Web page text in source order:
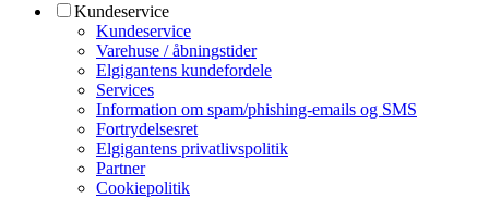
Kundeservice
Kundeservice
Varehuse / åbningstider
Elgigantens kundefordele
Services
Information om spam/phishing-emails og SMS
Fortrydelsesret
Elgigantens privatlivspolitik
Partner
Cookiepolitik